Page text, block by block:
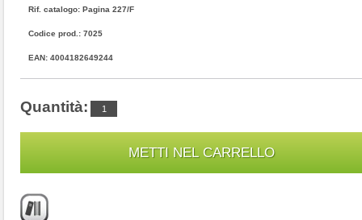
Rif. catalogo: Pagina 227/F
Codice prod.: 7025
EAN: 4004182649244
Quantità: